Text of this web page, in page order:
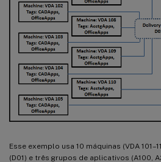
Esse exemplo usa 10 máquinas (VDA
(D01) e três grupos de aplicativos (A100,